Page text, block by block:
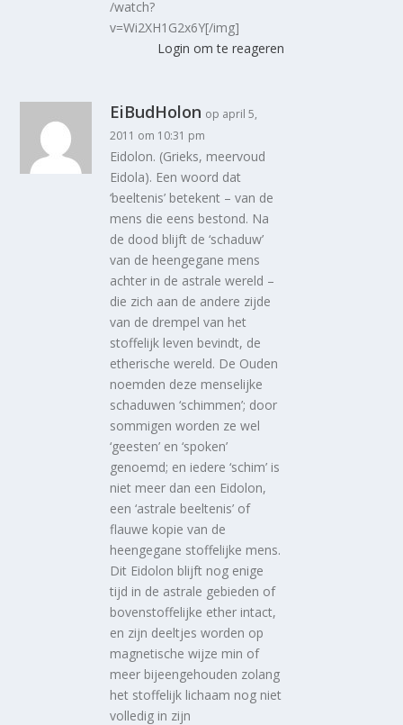
/watch?
v=Wi2XH1G2x6Y[/img]
Login om te reageren
EiBudHolon op april 5,
2011 om 10:31 pm
Eidolon. (Grieks, meervoud
Eidola). Een woord dat
‘beeltenis’ betekent – van de
mens die eens bestond. Na
de dood blijft de ‘schaduw’
van de heengegane mens
achter in de astrale wereld –
die zich aan de andere zijde
van de drempel van het
stoffelijk leven bevindt, de
etherische wereld. De Ouden
noemden deze menselijke
schaduwen ‘schimmen’; door
sommigen worden ze wel
‘geesten’ en ‘spoken’
genoemd; en iedere ‘schim’ is
niet meer dan een Eidolon,
een ‘astrale beeltenis’ of
flauwe kopie van de
heengegane stoffelijke mens.
Dit Eidolon blijft nog enige
tijd in de astrale gebieden of
bovenstoffelijke ether intact,
en zijn deeltjes worden op
magnetische wijze min of
meer bijeengehouden zolang
het stoffelijk lichaam nog niet
volledig in zijn